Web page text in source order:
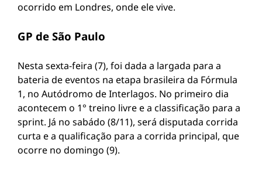
ocorrido em Londres, onde ele vive.
GP de São Paulo
Nesta sexta-feira (7), foi dada a largada para a
bateria de eventos na etapa brasileira da Fórmula
1, no Autódromo de Interlagos. No primeiro dia
acontecem o 1° treino livre e a classificação para a
sprint. Já no sabádo (8/11), será disputada corrida
curta e a qualificação para a corrida principal, que
ocorre no domingo (9).